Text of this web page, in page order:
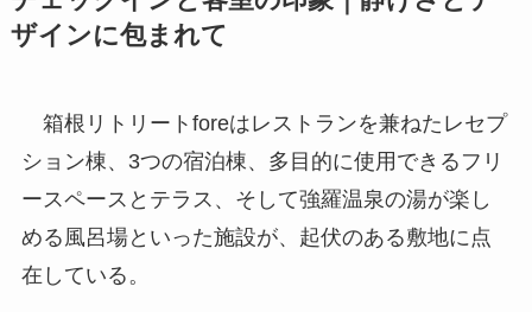
ザインに包まれて
箱根リトリートforeはレストランを兼ねたレセ
プション棟、3つの宿泊棟、多目的に使用できる
フリースペースとテラス、そして強羅温泉の湯が
楽しめる風呂場といった施設が、起伏のある敷地
に点在している。